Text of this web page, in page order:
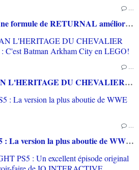
[TEST] SAROS PS5 : Une formule de RETURNAL améliorée et interessante
[TEST] LEGO BATMAN L'HERITAGE DU CHEVALIER NOIR XBOX SERIES X : C'est Batman Arkham City en LEGO!
[TEST] WWE 2K26 PS5 : La version la plus aboutie de WWE 2K depuis la pause